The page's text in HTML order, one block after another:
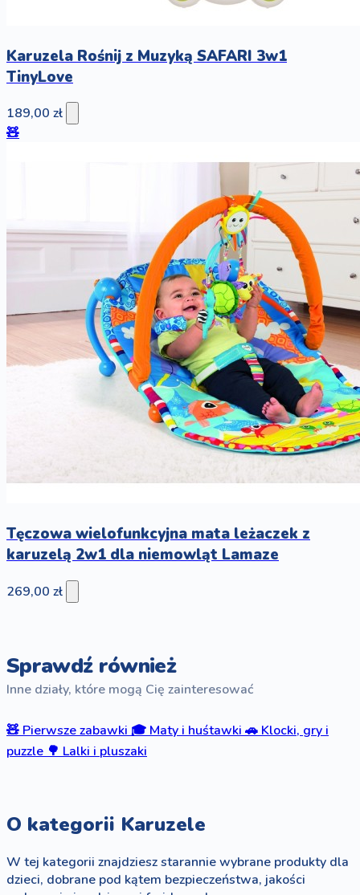
Karuzela Rośnij z Muzyką SAFARI 3w1
TinyLove
189,00 zł
🧸
Tęczowa wielofunkcyjna mata leżaczek z
karuzelą 2w1 dla niemowląt Lamaze
269,00 zł
Sprawdź również
Inne działy, które mogą Cię zainteresować
🧸 Pierwsze zabawki 🎓 Maty i huśtawki 🚗 Klocki, gry i
puzzle 🌳 Lalki i pluszaki
O kategorii Karuzele
W tej kategorii znajdziesz starannie wybrane produkty dla
dzieci, dobrane pod kątem bezpieczeństwa, jakości